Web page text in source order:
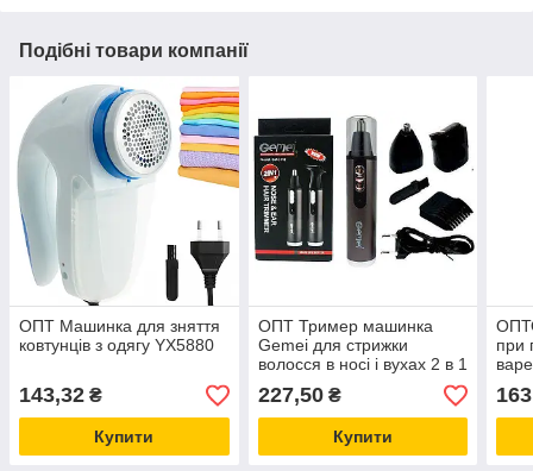
Подібні товари компанії
ОПТ Машинка для зняття
ковтунців з одягу YX5880
143,32 ₴
Купити
ОПТ Тример машинка
Gemei для стрижки
волосся в носі і вухах 2 в 1
227,50₴
Купити
при